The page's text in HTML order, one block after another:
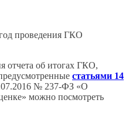
проведения ГКО
отчета об итогах ГКО,
статьями 14
№ 237-ФЗ «О
можно посмотреть